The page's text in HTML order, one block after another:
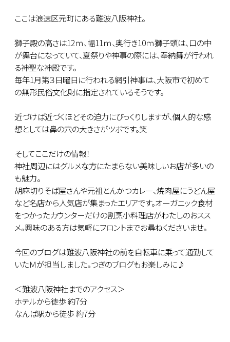
ここは浪速区元町にある難波八阪神社。
獅子殿の高さは12ｍ、幅11ｍ、奥行き10ｍ獅子頭は、口の中
が舞台になっていて、夏祭りや神事の際には、奉納舞が行われ
る神聖な神殿です。
毎年1月第３日曜日に行われる網引神事は、大阪市で初めて
の無形民俗文化財に指定されているそうです。
近づけば近づくほどその迫力にびっくりしますが、個人的な感
想としては鼻の穴の大きさがツボです。笑
そしてここだけの情報！
神社周辺にはグルメな方にたまらない美味しいお店が多いの
も魅力。
胡麻切りそば屋さんや元祖とんかつカレー、焼肉屋にうどん屋
など名店から人気店が集まったエリアです。オーガニック食材
をつかったカウンターだけの割烹小料理店がわたしのおスス
メ。興味のある方は気軽にフロントまでお尋ねくださいませ。
今回のブログは難波八阪神社の前を自転車に乗って通勤して
いたＭが担当しました。つぎのブログもお楽しみに♪
＜難波八阪神社までのアクセス＞
ホテルから徒歩 約7分
なんば駅から徒歩 約7分